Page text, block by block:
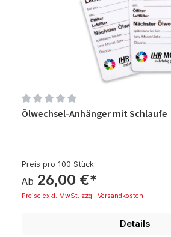
Durchschnittliche Bewertung von 0
Ölwechsel-Anhänger mit Schlaufe
Preis pro 100 Stück:
Ab 26,00 €*
Preise exkl. MwSt. zzgl. Versandkosten
Details